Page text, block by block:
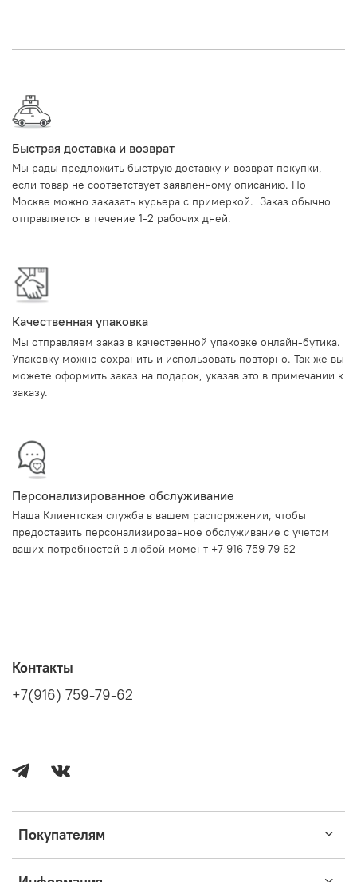
Быстрая доставка и возврат
Мы рады предложить быструю доставку и возврат покупки,
если товар не соответствует заявленному описанию. По
Москве можно заказать курьера с примеркой. Заказ обычно
отправляется в течение 1-2 рабочих дней.
Качественная упаковка
Мы отправляем заказ в качественной упаковке онлайн-бутика.
Упаковку можно сохранить и использовать повторно. Так же вы
можете оформить заказ на подарок, указав это в примечании к
заказу.
Персонализированное обслуживание
Наша Клиентская служба в вашем распоряжении, чтобы
предоставить персонализированное обслуживание с учетом
ваших потребностей в любой момент +7 916 759 79 62
Покупателям
Контакты
+7(916) 759-79-62